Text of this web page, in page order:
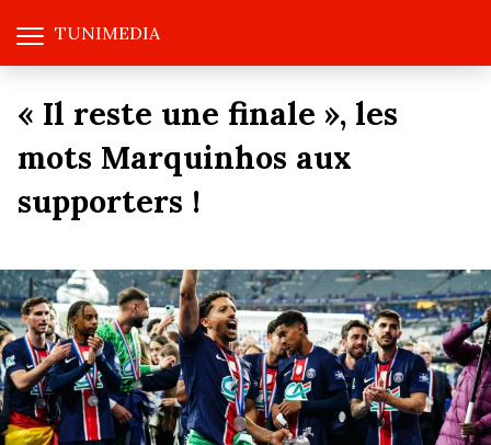
TUNIMEDIA
« Il reste une finale », les
mots Marquinhos aux
supporters !